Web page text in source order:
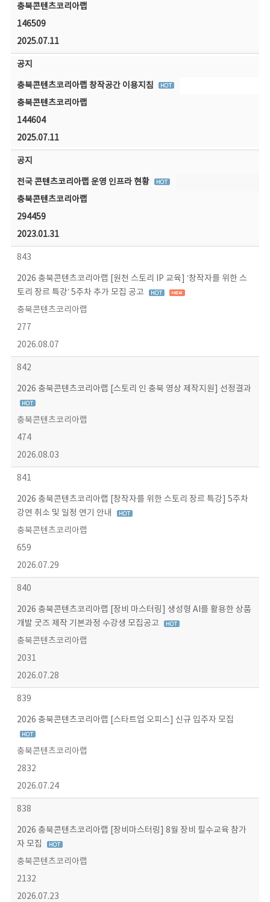
충북콘텐츠코리아랩
146509
2025.07.11
공지
충북콘텐츠코리아랩 창작공간 이용지침
충북콘텐츠코리아랩
144604
2025.07.11
공지
전국 콘텐츠코리아랩 운영 인프라 현황
충북콘텐츠코리아랩
294459
2023.01.31
843
2026 충북콘텐츠코리아랩 [원천 스토리 IP 교육] ‘창작자를 위한 스
토리 장르 특강’ 5주차 추가 모집 공고
충북콘텐츠코리아랩
277
2026.08.07
842
2026 충북콘텐츠코리아랩 [스토리 인 충북 영상 제작지원] 선정결과
충북콘텐츠코리아랩
474
2026.08.03
841
2026 충북콘텐츠코리아랩 [창작자를 위한 스토리 장르 특강] 5주차
강연 취소 및 일정 연기 안내
충북콘텐츠코리아랩
659
2026.07.29
840
2026 충북콘텐츠코리아랩 [장비 마스터링] 생성형 AI를 활용한 상품
개발 굿즈 제작 기본과정 수강생 모집공고
충북콘텐츠코리아랩
2031
2026.07.28
839
2026 충북콘텐츠코리아랩 [스타트업 오피스] 신규 입주자 모집
충북콘텐츠코리아랩
2832
2026.07.24
838
2026 충북콘텐츠코리아랩 [장비마스터링] 8월 장비 필수교육 참가
자 모집
충북콘텐츠코리아랩
2132
2026.07.23